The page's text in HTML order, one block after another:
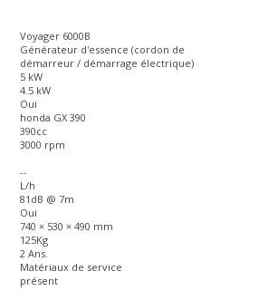
Voyager 6000B
Générateur d'essence (cordon de
démarreur / démarrage électrique)
5 kW
4.5 kW
Oui
honda GX 390
390cc
3000 rpm
--
L/h
81dB @ 7m
Oui
740 × 530 × 490 mm
125Kg
2 Ans.
Matériaux de service
présent